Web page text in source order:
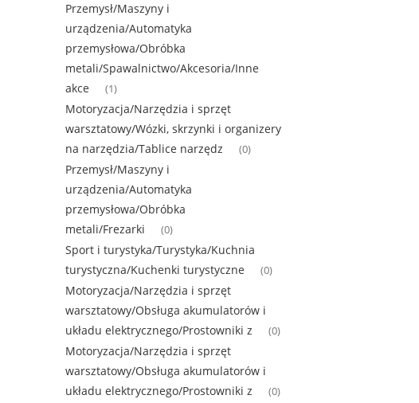
Przemysł/Maszyny i
urządzenia/Automatyka
przemysłowa/Obróbka
metali/Spawalnictwo/Akcesoria/Inne
akce
(1)
Motoryzacja/Narzędzia i sprzęt
warsztatowy/Wózki, skrzynki i organizery
na narzędzia/Tablice narzędz
(0)
Przemysł/Maszyny i
urządzenia/Automatyka
przemysłowa/Obróbka
metali/Frezarki
(0)
Sport i turystyka/Turystyka/Kuchnia
turystyczna/Kuchenki turystyczne
(0)
Motoryzacja/Narzędzia i sprzęt
warsztatowy/Obsługa akumulatorów i
układu elektrycznego/Prostowniki z
(0)
Motoryzacja/Narzędzia i sprzęt
warsztatowy/Obsługa akumulatorów i
układu elektrycznego/Prostowniki z
(0)